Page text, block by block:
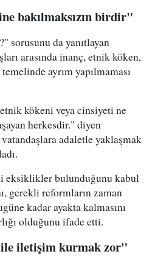
bakılmaksızın birdir"
sorusunu da yanıtlayan
arasında inanç, etnik köken,
ayrım yapılmaması
kökeni veya cinsiyeti ne
herkesdir." diyen
adaletle yaklaşmak
eksiklikler bulunduğunu kabul
gerekli reformların zaman
kadar ayakta kalmasını
olduğunu ifade etti.
iletişim kurmak zor"